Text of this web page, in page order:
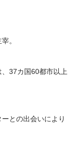
。
37カ国60都市以上
との出会いにより